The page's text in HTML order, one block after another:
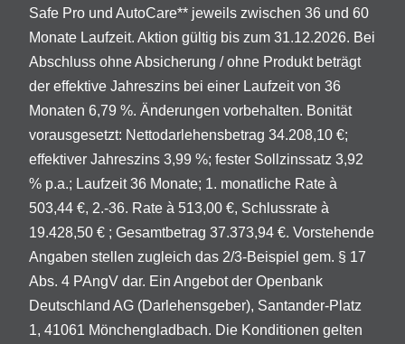
Safe Pro und AutoCare** jeweils zwischen 36 und 60
Monate Laufzeit. Aktion gültig bis zum 31.12.2026. Bei
Abschluss ohne Absicherung / ohne Produkt beträgt
der effektive Jahreszins bei einer Laufzeit von 36
Monaten 6,79 %. Änderungen vorbehalten. Bonität
vorausgesetzt: Nettodarlehensbetrag 34.208,10 €;
effektiver Jahreszins 3,99 %; fester Sollzinssatz 3,92
% p.a.; Laufzeit 36 Monate; 1. monatliche Rate à
503,44 €, 2.-36. Rate à 513,00 €, Schlussrate à
19.428,50 € ; Gesamtbetrag 37.373,94 €. Vorstehende
Angaben stellen zugleich das 2/3-Beispiel gem. § 17
Abs. 4 PAngV dar. Ein Angebot der Openbank
Deutschland AG (Darlehensgeber), Santander-Platz
1, 41061 Mönchengladbach. Die Konditionen gelten